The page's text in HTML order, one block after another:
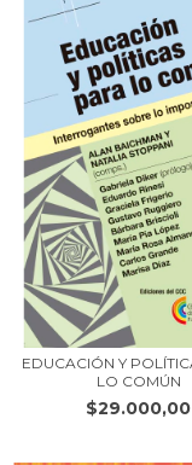
EDUCACIÓN Y
LO COMÚN
$29.000,00